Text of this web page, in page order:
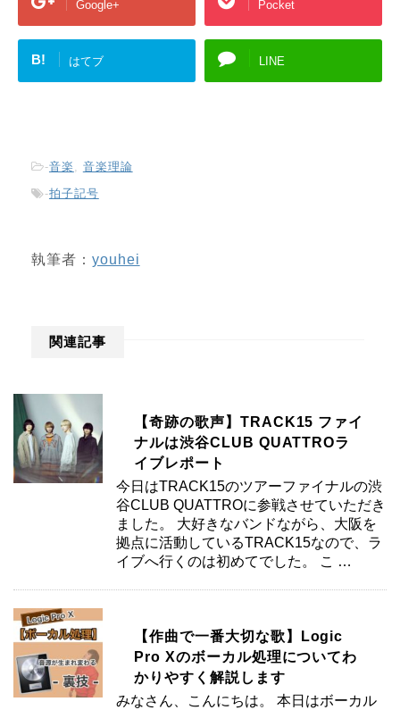
Google+ Pocket
B! はてブ LINE
-音楽 , 音楽理論
-拍子記号
執筆者： youhei
関連記事
【奇跡の歌声】TRACK15 ファイ
ナルは渋谷CLUB QUATTROラ
イブレポート
今日はTRACK15のツアーファイナルの渋
谷CLUB QUATTROに参戦させていただき
ました。 大好きなバンドながら、大阪を
拠点に活動しているTRACK15なので、ラ
イブへ行くのは初めてでした。 こ …
【作曲で一番大切な歌】Logic
Pro Xのボーカル処理についてわ
かりやすく解説します
みなさん、こんにちは。 本日はボーカル